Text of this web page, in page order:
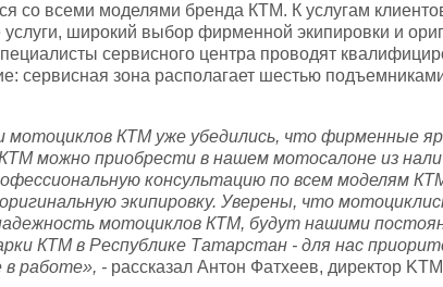
со всеми моделями бренда КТМ. К услугам
широкий выбор фирменной экипировки и
сервисного центра проводят
сервисная зона располагает шестью
мотоциклов КТМ уже убедились, что фирменные
можно приобрести в нашем мотосалоне из
консультацию по всем моделям
экипировку. Уверены, что
мотоциклов КТМ, будут нашими
КТМ в Республике Татарстан - для нас
в работе», - рассказал Антон Фатхеев, директор